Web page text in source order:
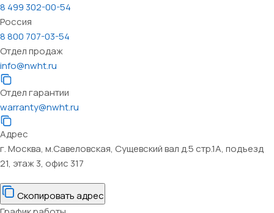
8 499 302-00-54
Россия
8 800 707-03-54
Отдел продаж
info@nwht.ru
Отдел гарантии
warranty@nwht.ru
Адрес
г. Москва, м.Савеловская, Сущевский вал д.5 стр.1А, подъезд
21, этаж 3, офис 317
Скопировать адрес